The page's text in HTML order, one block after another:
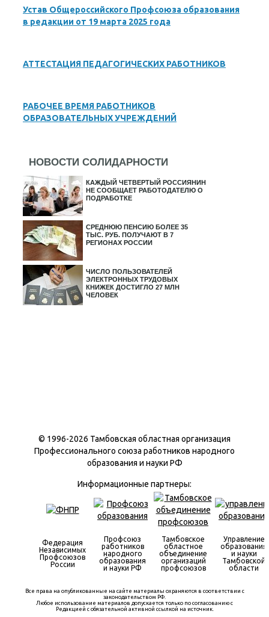
Устав Общероссийского Профсоюза образования
в редакции от 19 марта 2025 года
АТТЕСТАЦИЯ ПЕДАГОГИЧЕСКИХ РАБОТНИКОВ
РАБОЧЕЕ ВРЕМЯ РАБОТНИКОВ
ОБРАЗОВАТЕЛЬНЫХ УЧРЕЖДЕНИЙ
НОВОСТИ СОЛИДАРНОСТИ
КАЖДЫЙ ЧЕТВЕРТЫЙ РОССИЯНИН
НЕ СООБЩАЕТ РАБОТОДАТЕЛЮ О
ПОДРАБОТКЕ
СРЕДНЮЮ ПЕНСИЮ БОЛЕЕ 35
ТЫС. РУБ. ПОЛУЧАЮТ В 7
РЕГИОНАХ РОССИИ
ЧИСЛО ПОЛЬЗОВАТЕЛЕЙ
ЭЛЕКТРОННЫХ ТРУДОВЫХ
КНИЖЕК ДОСТИГЛО 27 МЛН
ЧЕЛОВЕК
© 1996-2026 Тамбовская областная организация
Профессионального союза работников народного
образования и науки РФ
Информационные партнеры:
Федерация
Независимых
Профсоюзов
России
Профсоюз
работников
народного
образования
и науки РФ
Тамбовское
областное
объединение
организаций
профсоюзов
Управление
образования
и науки
Тамбовской
области
Все права на опубликованные на сайте материалы охраняются в соответствии с
законодательством РФ.
Любое использование материалов допускается только по согласованию с
Редакцией с обязательной активной ссылкой на источник.